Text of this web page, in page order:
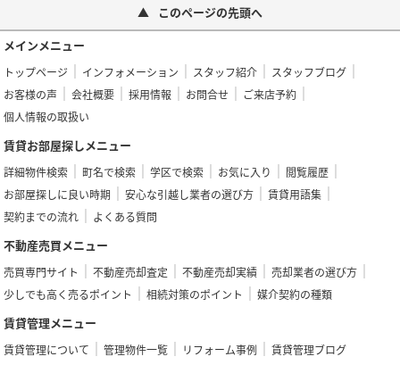
このページの先頭へ
メインメニュー
トップページ インフォメーション スタッフ紹介
スタッフブログ
お客様の声
会社概要 採用情報 お問合せ
ご来店予約
個人情報の取扱い
賃貸お部屋探しメニュー
詳細物件検索 町名で検索 学区で検索 お気に入り
閲覧履歴
お部屋探しに良い時期
安心な引越し業者の選び方
賃貸用語集
契約までの流れ
よくある質問
不動産売買メニュー
売買専門サイト 不動産売却査定 不動産売却実績
売却業者の選び方
少しでも高く売るポイント
相続対策のポイント 媒介契約の種類
賃貸管理メニュー
賃貸管理について 管理物件一覧 リフォーム事例 賃貸管理ブログ